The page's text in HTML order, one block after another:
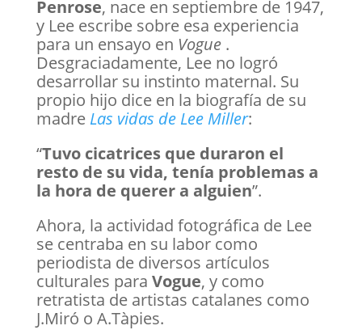
Penrose, nace en septiembre de 1947,
y Lee escribe sobre esa experiencia
para un ensayo en Vogue .
Desgraciadamente, Lee no logró
desarrollar su instinto maternal. Su
propio hijo dice en la biografía de su
madre Las vidas de Lee Miller:
“Tuvo cicatrices que duraron el
resto de su vida, tenía problemas a
la hora de querer a alguien”.
Ahora, la actividad fotográfica de Lee
se centraba en su labor como
periodista de diversos artículos
culturales para Vogue, y como
retratista de artistas catalanes como
J.Miró o A.Tàpies.